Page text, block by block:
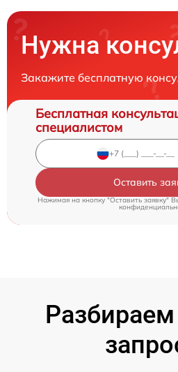
Нужна
Закажите бесплатную
Бесплатная
специалистом
Оставить
Нажимая на кнопку "Оставить заявку"